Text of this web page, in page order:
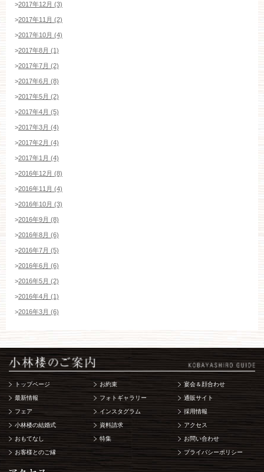
>2017年12月 (3)
>2017年11月 (2)
>2017年10月 (4)
>2017年8月 (1)
>2017年7月 (2)
>2017年6月 (8)
>2017年5月 (2)
>2017年4月 (5)
>2017年3月 (4)
>2017年2月 (4)
>2017年1月 (4)
>2016年12月 (8)
>2016年11月 (4)
>2016年10月 (3)
>2016年9月 (8)
>2016年8月 (6)
>2016年7月 (5)
>2016年6月 (6)
>2016年5月 (2)
>2016年4月 (1)
>2016年3月 (6)
トップページ
最新情報
フェア
小林楼の結婚式
おもてなし
お客様とのご縁
お約束
フォトギャラリー
インスタグラム
資料請求
特集
宴会＆顔合わせ
通販サイト
採用情報
アクセス
お問い合わせ
プライバシーポリシー